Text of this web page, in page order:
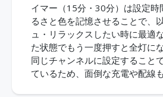
イマー（15分・30分）は設定
るさと色を記憶させることで、
ュ・リラックスしたい時に最適
た状態でもう一度押すと全灯に
同じチャンネルに設定すること
ているため、面倒な充電や配線